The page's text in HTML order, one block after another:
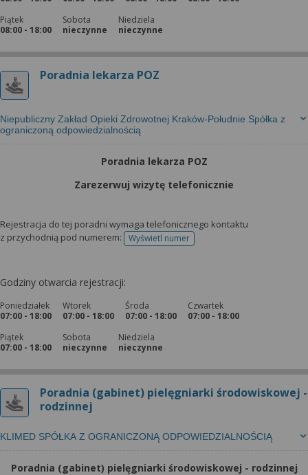
Piątek
08:00 - 18:00
Sobota
nieczynne
Niedziela
nieczynne
Poradnia lekarza POZ
Niepubliczny Zakład Opieki Zdrowotnej Kraków-Południe Spółka z
ograniczoną odpowiedzialnością
Poradnia lekarza POZ
Zarezerwuj wizytę telefonicznie
Rejestracja do tej poradni wymaga telefonicznego kontaktu
z przychodnią pod numerem:
Wyświetl numertelefonu do rejestracji
Godziny otwarcia rejestracji:
Poniedziałek
07:00 - 18:00
Wtorek
07:00 - 18:00
Środa
07:00 - 18:00
Czwartek
07:00 - 18:00
Piątek
07:00 - 18:00
Sobota
nieczynne
Niedziela
nieczynne
Poradnia (gabinet) pielęgniarki środowiskowej -
rodzinnej
KLIMED SPÓŁKA Z OGRANICZONĄ ODPOWIEDZIALNOŚCIĄ
Poradnia (gabinet) pielęgniarki środowiskowej - rodzinnej